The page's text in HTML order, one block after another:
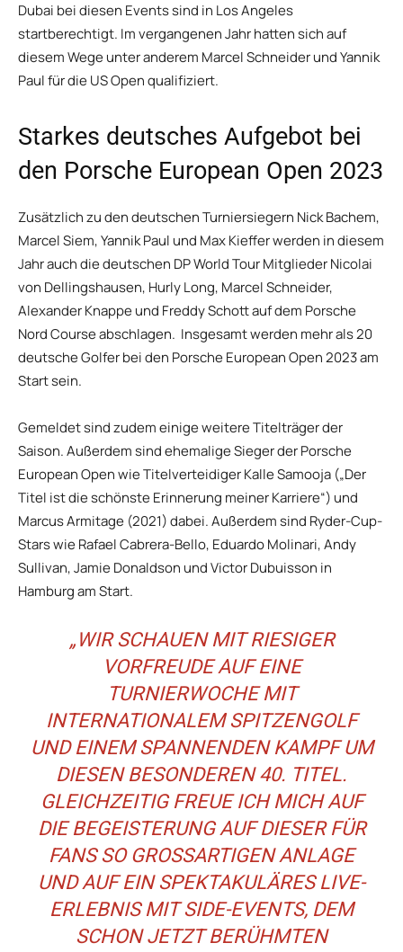
Dubai bei diesen Events sind in Los Angeles
startberechtigt. Im vergangenen Jahr hatten sich auf
diesem Wege unter anderem Marcel Schneider und Yannik
Paul für die US Open qualifiziert.
Starkes deutsches Aufgebot bei
den Porsche European Open 2023
Zusätzlich zu den deutschen Turniersiegern Nick Bachem,
Marcel Siem, Yannik Paul und Max Kieffer werden in diesem
Jahr auch die deutschen DP World Tour Mitglieder Nicolai
von Dellingshausen, Hurly Long, Marcel Schneider,
Alexander Knappe und Freddy Schott auf dem Porsche
Nord Course abschlagen. Insgesamt werden mehr als 20
deutsche Golfer bei den Porsche European Open 2023 am
Start sein.
Gemeldet sind zudem einige weitere Titelträger der
Saison. Außerdem sind ehemalige Sieger der Porsche
European Open wie Titelverteidiger Kalle Samooja („Der
Titel ist die schönste Erinnerung meiner Karriere“) und
Marcus Armitage (2021) dabei. Außerdem sind Ryder-Cup-
Stars wie Rafael Cabrera-Bello, Eduardo Molinari, Andy
Sullivan, Jamie Donaldson und Victor Dubuisson in
Hamburg am Start.
„WIR SCHAUEN MIT RIESIGER
VORFREUDE AUF EINE
TURNIERWOCHE MIT
INTERNATIONALEM SPITZENGOLF
UND EINEM SPANNENDEN KAMPF UM
DIESEN BESONDEREN 40. TITEL.
GLEICHZEITIG FREUE ICH MICH AUF
DIE BEGEISTERUNG AUF DIESER FÜR
FANS SO GROSSARTIGEN ANLAGE U
ND AUF EIN SPEKTAKULÄRES LIVE-E
RLEBNIS MIT SIDE-EVENTS, DEM S
CHON JETZT BERÜHMTEN R